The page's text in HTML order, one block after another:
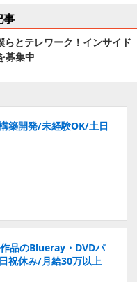
事
らとテレワーク！インサイド
募集中
築開発/未経験OK/土日
品のBlueray・DVDパ
祝休み/月給30万以上